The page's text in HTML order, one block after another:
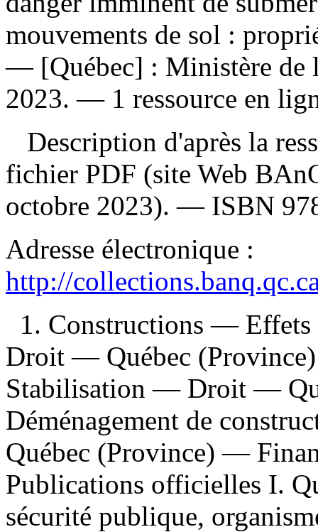
mouvements de sol :
— [Québec] : Ministère de
2023. — 1 ressource en
Description d'après la
fichier PDF (site Web
octobre 2023). — ISBN
Adresse électronique :
http://
1. Constructions — Effets
Droit — Québec
Stabilisation — Droit —
Déménagement de
Québec (Province) —
Publications officielles I.
sécurité publique,